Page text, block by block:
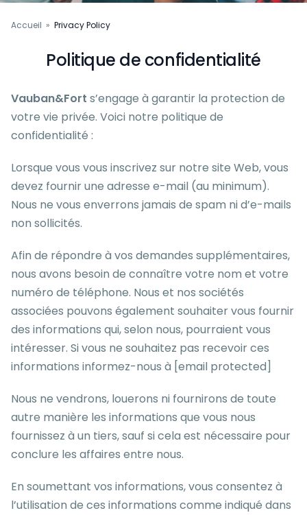
Accueil » Privacy Policy
Politique de confidentialité
Vauban&Fort s’engage à garantir la protection de
votre vie privée. Voici notre politique de
confidentialité :
Lorsque vous vous inscrivez sur notre site Web, vous
devez fournir une adresse e-mail (au minimum).
Nous ne vous enverrons jamais de spam ni d’e-mails
non sollicités.
Afin de répondre à vos demandes supplémentaires,
nous avons besoin de connaître votre nom et votre
numéro de téléphone. Nous et nos sociétés
associées pouvons également souhaiter vous fournir
des informations qui, selon nous, pourraient vous
intéresser. Si vous ne souhaitez pas recevoir ces
informations informez-nous à [email protected]
Nous ne vendrons, louerons ni fournirons de toute
autre manière les informations que vous nous
fournissez à un tiers, sauf si cela est nécessaire pour
conclure les affaires entre nous.
En soumettant vos informations, vous consentez à
l’utilisation de ces informations comme indiqué dans